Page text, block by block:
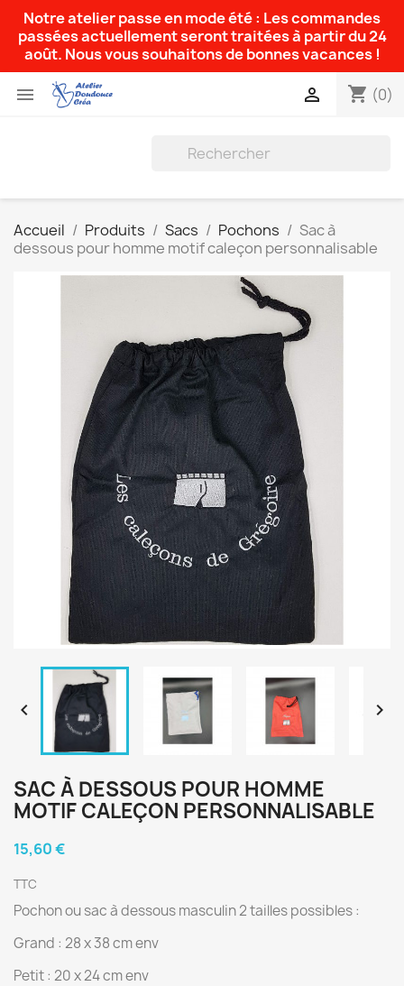
Notre atelier passe en mode été : Les commandes
passées actuellement seront traitées à partir du 24
août. Nous vous souhaitons de bonnes vacances !
 shopping_cart (0)

Accueil Produits Sacs Pochons
Sac à
dessous pour homme motif caleçon personnalisable
 
SAC À DESSOUS POUR HOMME
MOTIF CALEÇON PERSONNALISABLE
15,60 €
TTC
Pochon ou sac à dessous masculin 2 tailles possibles :
Grand : 28 x 38 cm env
Petit : 20 x 24 cm env